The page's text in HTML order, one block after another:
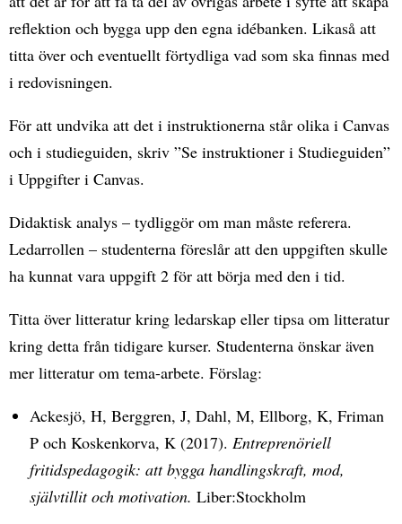
reflektion och bygga upp den egna idébanken. Likaså att
titta över och eventuellt förtydliga vad som ska finnas med
i redovisningen.
För att undvika att det i instruktionerna står olika i Canvas
och i studieguiden, skriv ”Se instruktioner i Studieguiden”
i Uppgifter i Canvas.
Didaktisk analys – tydliggör om man måste referera.
Ledarrollen – studenterna föreslår att den uppgiften skulle
ha kunnat vara uppgift 2 för att börja med den i tid.
Titta över litteratur kring ledarskap eller tipsa om litteratur
kring detta från tidigare kurser. Studenterna önskar även
mer litteratur om tema-arbete. Förslag:
Ackesjö, H, Berggren, J, Dahl, M, Ellborg, K, Friman
P och Koskenkorva, K (2017). Entreprenöriell
fritidspedagogik: att bygga handlingskraft, mod,
självtillit och motivation. Liber:Stockholm